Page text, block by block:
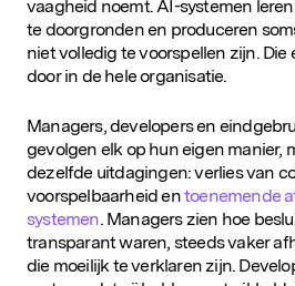
vaagheid noemt. AI-systemen
te doorgronden en produceren
niet volledig te voorspellen zijn.
door in de hele organisatie.
Managers, developers en
gevolgen elk op hun eigen manier,
dezelfde uitdagingen: verlies van
voorspelbaarheid entoenemende
systemen. Managers zien hoe
transparant waren, steeds vaker
die moeilijk te verklaren zijn.